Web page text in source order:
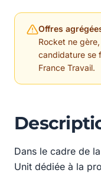
Offres
Rocket ne
candidature se
France Travail.
Dans le cadre de
Unit dédiée à la